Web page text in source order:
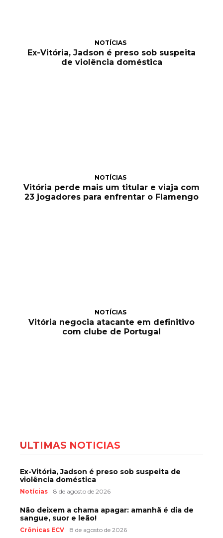
NOTÍCIAS
Ex-Vitória, Jadson é preso sob suspeita
de violência doméstica
NOTÍCIAS
Vitória perde mais um titular e viaja com
23 jogadores para enfrentar o Flamengo
NOTÍCIAS
Vitória negocia atacante em definitivo
com clube de Portugal
ÚLTIMAS NOTÍCIAS
Ex-Vitória, Jadson é preso sob suspeita de
violência doméstica
Notícias 8 de agosto de 2026
Não deixem a chama apagar: amanhã é dia de
sangue, suor e leão!
Crônicas ECV 8 de agosto de 2026